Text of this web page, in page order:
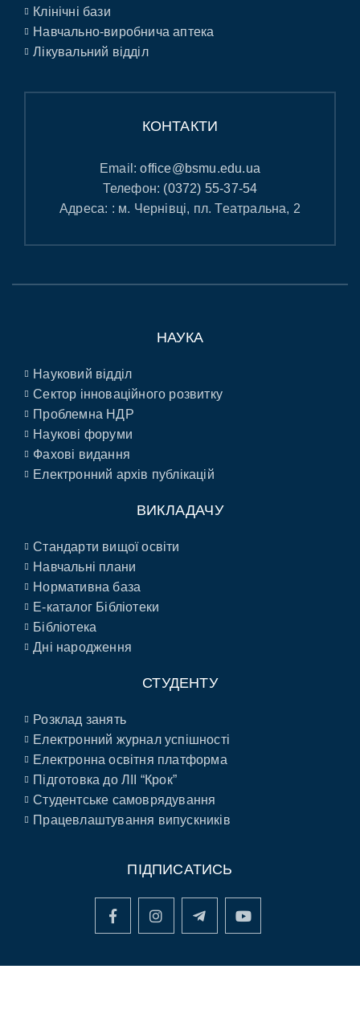
Клінічні бази
Навчально-виробнича аптека
Лікувальний відділ
КОНТАКТИ
Email:office@bsmu.edu.ua
Телефон: (0372) 55-37-54
Адреса: : м. Чернівці, пл. Театральна, 2
НАУКА
Науковий відділ
Сектор інноваційного розвитку
Проблемна НДР
Наукові форуми
Фахові видання
Електронний архів публікацій
ВИКЛАДАЧУ
Стандарти вищої освіти
Навчальні плани
Нормативна база
E-каталог Бібліотеки
Бібліотека
Дні народження
СТУДЕНТУ
Розклад занять
Електронний журнал успішності
Електронна освітня платформа
Підготовка до ЛІІ “Крок”
Студентське самоврядування
Працевлаштування випускників
ПІДПИСАТИСЬ